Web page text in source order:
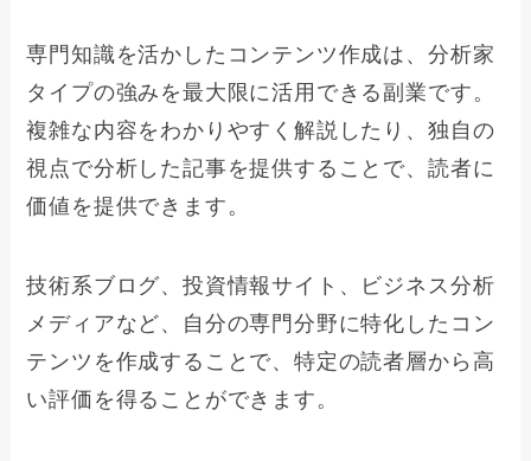
専門知識を活かしたコンテンツ作成は、分析家
タイプの強みを最大限に活用できる副業です。
複雑な内容をわかりやすく解説したり、独自の
視点で分析した記事を提供することで、読者に
価値を提供できます。
技術系ブログ、投資情報サイト、ビジネス分析
メディアなど、自分の専門分野に特化したコン
テンツを作成することで、特定の読者層から高
い評価を得ることができます。